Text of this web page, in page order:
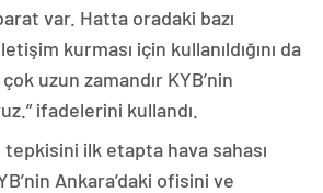
var. Hatta oradaki bazı
kurması için kullanıldığını da
uzun zamandır KYB’nin
ifadelerini kullandı.
tepkisini ilk etapta hava sahası
Ankara’daki ofisini ve